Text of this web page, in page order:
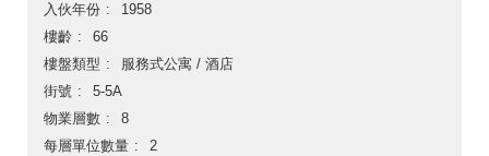
入伙年份
1958
樓齡
66
樓盤類型
服務式公寓 / 酒店
街號
5-5A
物業層數
8
每層單位數量
2